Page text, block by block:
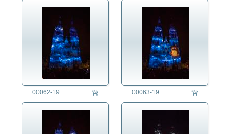
00062-19 00063-19